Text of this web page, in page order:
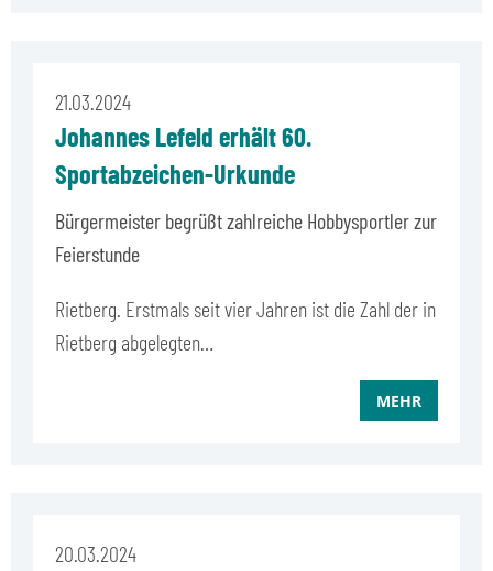
21.03.2024
Johannes Lefeld erhält 60.
Sportabzeichen-Urkunde
Bürgermeister begrüßt zahlreiche Hobbysportler zur
Feierstunde
Rietberg. Erstmals seit vier Jahren ist die Zahl der in
Rietberg abgelegten…
MEHR
20.03.2024